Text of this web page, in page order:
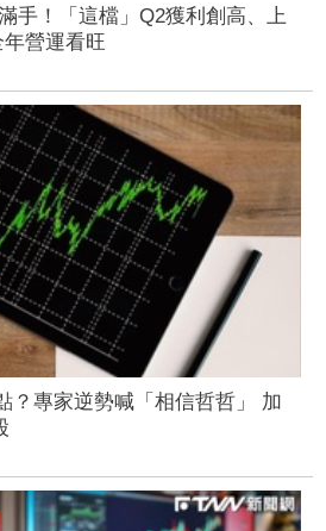
手！「這檔」Q2獲利創高、上
營運看旺
？專家逆勢喊「相信哲哲」 加